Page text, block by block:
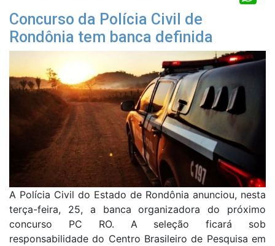
Concurso da Polícia Civil de
Rondônia tem banca definida
A Polícia Civil do Estado de Rondônia anunciou, nesta
terça-feira, 25, a banca organizadora do próximo
concurso PC RO. A seleção ficará sob
responsabilidade do Centro Brasileiro de Pesquisa em